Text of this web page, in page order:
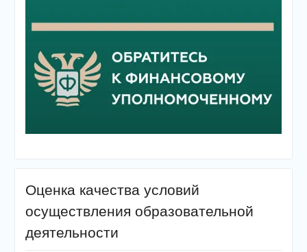
Оценка качества условий
осуществления образовательной
деятельности